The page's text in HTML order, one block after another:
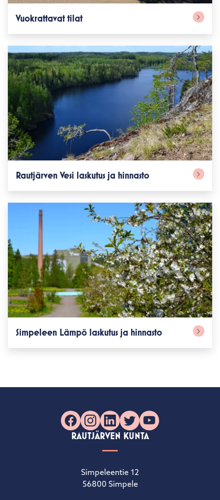
Vuokrattavat tilat
Rautjärven Vesi laskutus ja hinnasto
Simpeleen Lämpö laskutus ja hinnasto
Facebook
Instagram
LinkedIn
X YouTube
RAUTJÄRVEN KUNTA
Simpeleentie 12
56800 Simpele